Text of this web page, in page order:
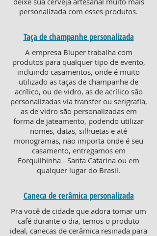
personalizada com esses produtos.
Taça de champanhe personalizada
A empresa Bluper trabalha com
produtos para qualquer tipo de evento,
incluindo casamentos, onde é muito
utilizado as taças de champanhe de
acrílico, ou de vidro, as de acrílico são
personalizadas via transfer ou serigrafia,
as de vidro são personalizadas em
forma de jateamento, podendo utilizar
nomes, datas, silhuetas e até
monogramas, não importa onde é seu
casamento, entregamos em
Forquilhinha - Santa Catarina ou em
qualquer lugar do Brasil.
Caneca de cerâmica personalizada
Pra você de cidade que adora tomar um
café durante o dia, temos o produto
ideal, canecas de cerâmica resinada para